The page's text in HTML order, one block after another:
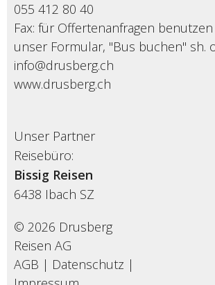
055 412 80 40
Fax: für Offertenanfragen
unser Formular, "Bus buchen" sh.
info@drusberg.ch
www.drusberg.ch
Unser Partner
Reisebüro:
Bissig Reisen
6438 Ibach SZ
© 2026 Drusberg
Reisen AG
AGB | Datenschutz |